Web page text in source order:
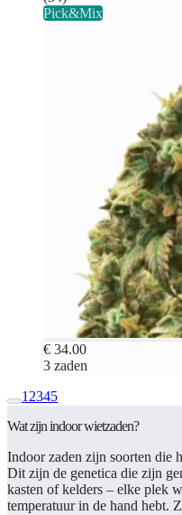
Pick&Mix
€ 34.00
3 zaden
1 2345
Wat zijn indoor wietzaden?
Indoor zaden zijn soorten die
Dit zijn de genetica die zijn
kasten of kelders – elke plek
temperatuur in de hand hebt.